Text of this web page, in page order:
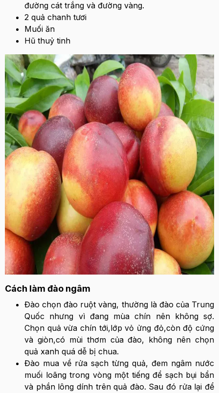
đường cát trắng và đường vàng.
2 quả chanh tươi
Muối ăn
Hũ thuỷ tinh
Cách làm đào ngâm
Đào chọn đào ruột vàng, thường là đào của Trung
Quốc nhưng vì đang mùa chín nên không sợ.
Chọn quả vừa chín tới,lớp vỏ ửng đỏ,còn độ cứng
và giòn,có mùi thơm của đào, không nên chọn
quả xanh quá dễ bị chua.
Đào mua về rửa sạch từng quả, đem ngâm nước
muối loãng trong vòng một tiếng để sạch bụi bẩn
và phần lông dính trên quả đào. Sau đó rửa lại để